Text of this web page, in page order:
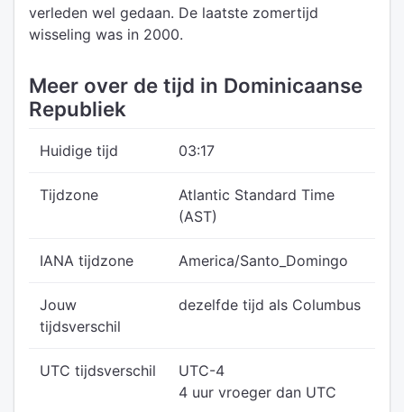
verleden wel gedaan. De laatste zomertijd
wisseling was in 2000.
Meer over de tijd in Dominicaanse
Republiek
Huidige tijd 03:17
Tijdzone
Atlantic Standard Time
(AST)
IANA tijdzone America/Santo_Domingo
Jouw
tijdsverschil
dezelfde tijd als Columbus
UTC tijdsverschil
UTC-4
4 uur vroeger dan UTC